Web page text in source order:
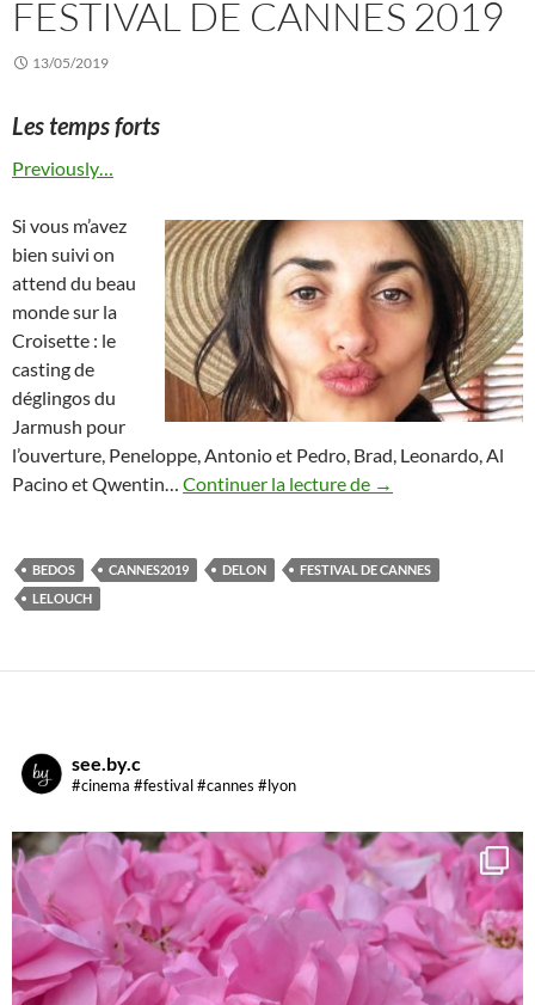
FESTIVAL DE CANNES 2019
13/05/2019
Les temps forts
Previously…
Si vous m’avez
bien suivi on
attend du beau
monde sur la
Croisette : le
casting de
déglingos du
Jarmush pour
l’ouverture, Peneloppe, Antonio et Pedro, Brad, Leonardo, Al
Pacino et Qwentin… Continuer la lecture de Festival de Cannes
→
BEDOS CANNES2019 DELON
FESTIVAL DE CANNES
LELOUCH
see.by.c
#cinema #festival #cannes #lyon